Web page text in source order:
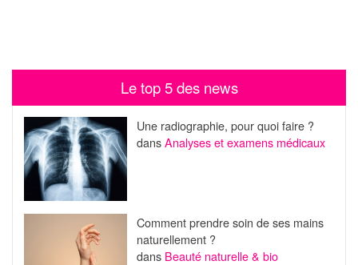
Le top 5 des news
Une radiographie, pour quoi faire ?
dansAnalyses et examens médicaux
Comment prendre soin de ses mains
naturellement ?
dans Beauté naturelle & bio